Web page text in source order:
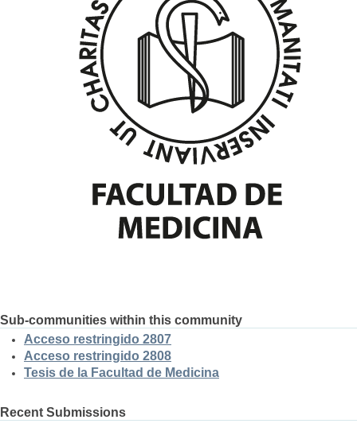
Sub-communities within this community
Acceso restringido 2807
Acceso restringido 2808
Tesis de la Facultad de Medicina
Recent Submissions